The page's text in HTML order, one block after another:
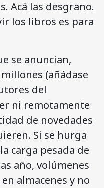
Acá las desgrano.
los libros es para
se anuncian,
(añádase
del
ni remotamente
de novedades
Si se hurga
carga pesada de
año, volúmenes
almacenes y no